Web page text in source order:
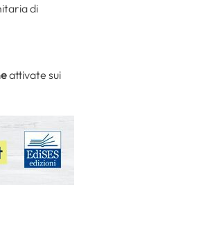
di
attivate sui